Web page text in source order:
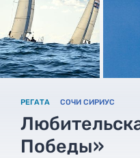
РЕГАТА СОЧИ СИРИУС
Победы»